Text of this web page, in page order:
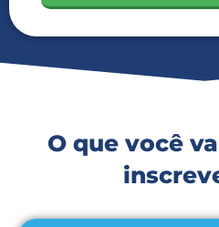
O que você